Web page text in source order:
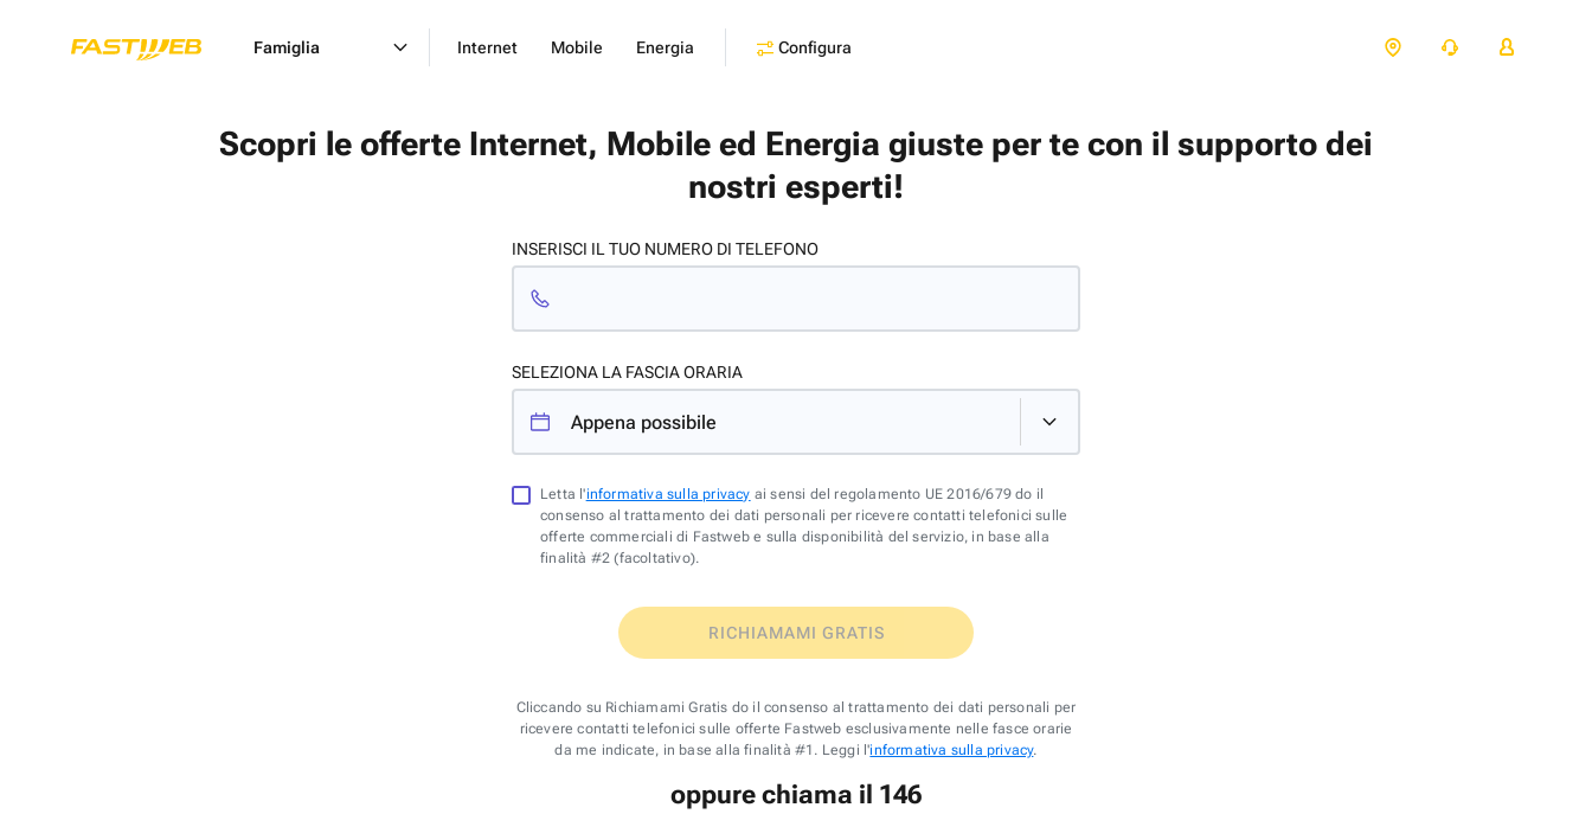
Famiglia Internet Mobile Energia Configura
Scopri le offerte Internet, Mobile ed Energia giuste per te con il supporto dei
nostri esperti!
INSERISCI IL TUO NUMERO DI TELEFONO
SELEZIONA LA FASCIA ORARIA
Letta l'informativa sulla privacy ai sensi del regolamento UE 2016/679 do il
consenso al trattamento dei dati personali per ricevere contatti telefonici sulle
offerte commerciali di Fastweb e sulla disponibilità del servizio, in base alla
finalità #2 (facoltativo).
RICHIAMAMI GRATIS
Cliccando su Richiamami Gratis do il consenso al trattamento dei dati personali per
ricevere contatti telefonici sulle offerte Fastweb esclusivamente nelle fasce orarie
da me indicate, in base alla finalità #1. Leggi l'informativa sulla privacy.
oppure chiama il 146